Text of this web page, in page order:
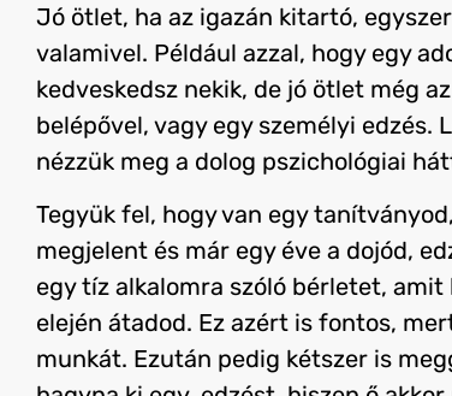
Jó ötlet, ha az igazán kitartó,
valamivel. Például azzal, hogy egy
kedveskedsz nekik, de jó ötlet még
belépővel, vagy egy személyi edzés.
nézzük meg a dolog pszichológiai
Tegyük fel, hogy van egy
megjelent és már egy éve a dojód,
egy tíz alkalomra szóló bérletet,
elején átadod. Ez azért is fontos,
munkát. Ezután pedig kétszer is